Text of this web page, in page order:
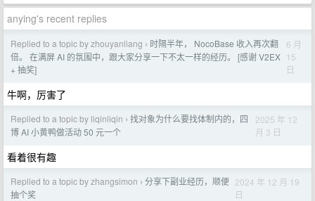
anying's recent replies
Replied to a topic by zhouyanliang › 时隔半年， NocoBase 收入再次翻
倍。 在满屏 AI 的氛围中，跟大家分享一下不太一样的经历。 [感谢 V2EX
+ 抽奖]
6 月
15
日
牛啊，厉害了
Replied to a topic by liqinliqin › 找对象为什么要找体制内的，四
博 AI 小黄鸭做活动 50 元一个
2025 年 12
月 3 日
看着很有趣
Replied to a topic by zhangsimon › 分享下副业经历，顺便
抽个奖
2024 年 12 月 19
日